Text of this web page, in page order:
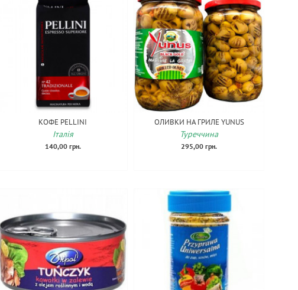
КОФЕ PELLINI
Італія
140,00 грн.
ОЛИВКИ НА ГРИЛЕ YUNUS
Туреччина
295,00 грн.